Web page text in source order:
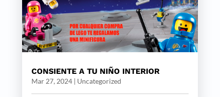
CONSIENTE A TU NIÑO INTERIOR
Mar 27, 2024| Uncategorized